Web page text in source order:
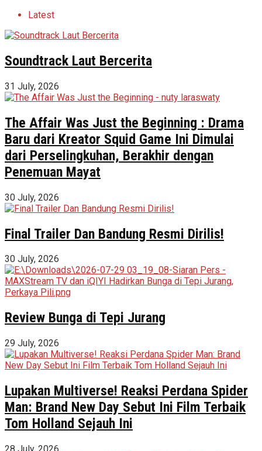
Latest
Soundtrack Laut Bercerita
31 July, 2026
The Affair Was Just the Beginning : Drama
Baru dari Kreator Squid Game Ini Dimulai
dari Perselingkuhan, Berakhir dengan
Penemuan Mayat
30 July, 2026
Final Trailer Dan Bandung Resmi Dirilis!
30 July, 2026
Review Bunga di Tepi Jurang
29 July, 2026
Lupakan Multiverse! Reaksi Perdana Spider
Man: Brand New Day Sebut Ini Film Terbaik
Tom Holland Sejauh Ini